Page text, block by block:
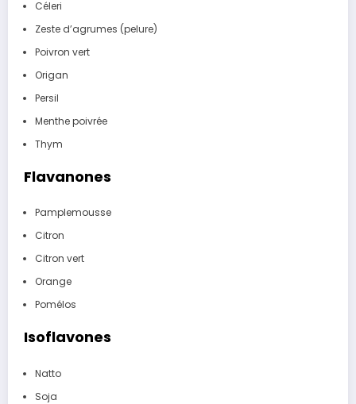
Céleri
Zeste d’agrumes (pelure)
Poivron vert
Origan
Persil
Menthe poivrée
Thym
Flavanones
Pamplemousse
Citron
Citron vert
Orange
Pomélos
Isoflavones
Natto
Soja